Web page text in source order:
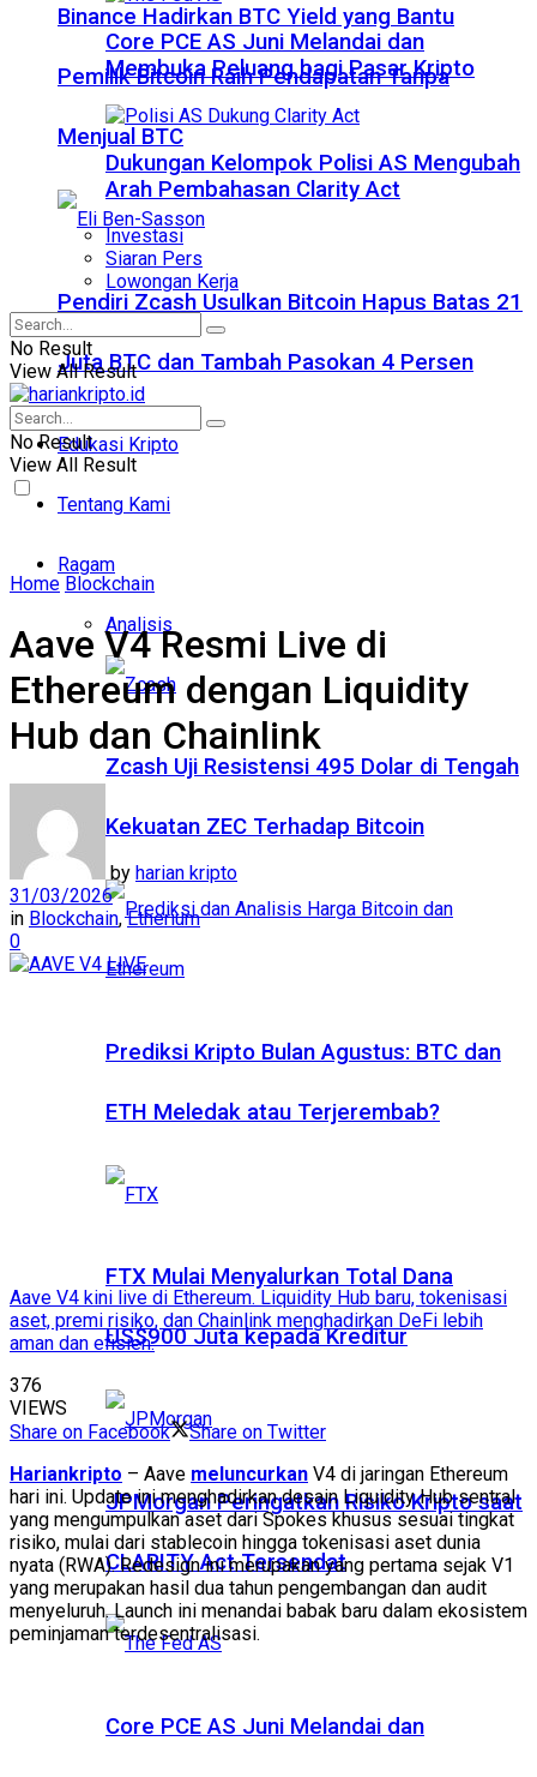
Binance Hadirkan BTC Yield yang Bantu
Pemilik Bitcoin Raih Pendapatan Tanpa
Menjual BTC
Pendiri Zcash Usulkan Bitcoin Hapus Batas 21
Juta BTC dan Tambah Pasokan 4 Persen
Edukasi Kripto
Tentang Kami
Ragam
Analisis
Zcash Uji Resistensi 495 Dolar di Tengah
Kekuatan ZEC Terhadap Bitcoin
Prediksi Kripto Bulan Agustus: BTC dan
ETH Meledak atau Terjerembab?
FTX Mulai Menyalurkan Total Dana
US$900 Juta kepada Kreditur
JPMorgan Peringatkan Risiko Kripto saat
CLARITY Act Tersendat
Core PCE AS Juni Melandai dan
Core PCE AS Juni Melandai dan
Membuka Peluang bagi Pasar Kripto
Dukungan Kelompok Polisi AS Mengubah
Arah Pembahasan Clarity Act
Investasi
Siaran Pers
Lowongan Kerja
No Result
View All Result
No Result
View All Result
Home Blockchain
Aave V4 Resmi Live di
Ethereum dengan Liquidity
Hub dan Chainlink
by harian kripto
31/03/2026
in Blockchain,Etherium
0
Aave V4 kini live di Ethereum. Liquidity Hub baru, tokenisasi
aset, premi risiko, dan Chainlink menghadirkan DeFi lebih
aman dan efisien.
376
VIEWS
Share on Facebook
Share on Twitter
Hariankripto – Aave meluncurkan V4 di jaringan Ethereum
hari ini. Update ini menghadirkan desain Liquidity Hub sentral
yang mengumpulkan aset dari Spokes khusus sesuai tingkat
risiko, mulai dari stablecoin hingga tokenisasi aset dunia
nyata (RWA). Redesign ini merupakan yang pertama sejak V1
yang merupakan hasil dua tahun pengembangan dan audit
menyeluruh. Launch ini menandai babak baru dalam ekosistem
peminjaman terdesentralisasi.